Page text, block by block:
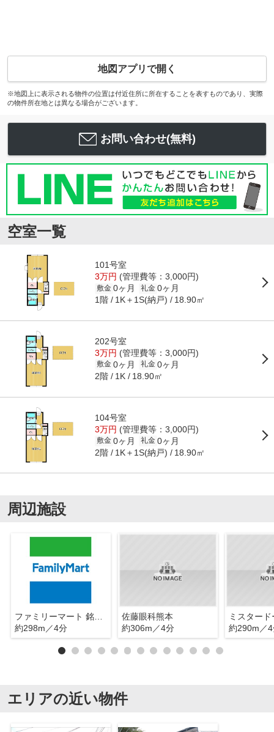
地図アプリで開く
※地図上に表示される物件の位置は付近住所に所在することを表すものであり、実際
の物件所在地とは異なる場合がございます。
お問い合わせ(無料)
空室一覧
101号室
3万円 (管理費等：3,000円)
敷金 0ヶ月 礼金 0ヶ月
1階 1K＋1S(納戸) 18.90㎡
202号室
3万円 (管理費等：3,000円)
敷金 0ヶ月 礼金 0ヶ月
2階 1K 18.90㎡
104号室
3万円 (管理費等：3,000円)
敷金 0ヶ月 礼金 0ヶ月
2階 1K＋1S(納戸) 18.90㎡
周辺施設
ファミリーマート 銘品蔵熊本駅新幹線口店
約298m／4分
佐藤眼科熊本
約306m／4分
約290m／
エリアの近い物件